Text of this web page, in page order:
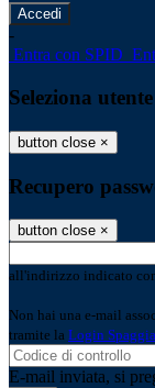
-
Entra con SPID
Seleziona utente
button close ×
Recupero
button close ×
all'indirizzo indicato
Non hai una e-mail
tramite la Login
E-mail inviata, si